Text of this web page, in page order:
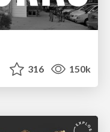
316 150k